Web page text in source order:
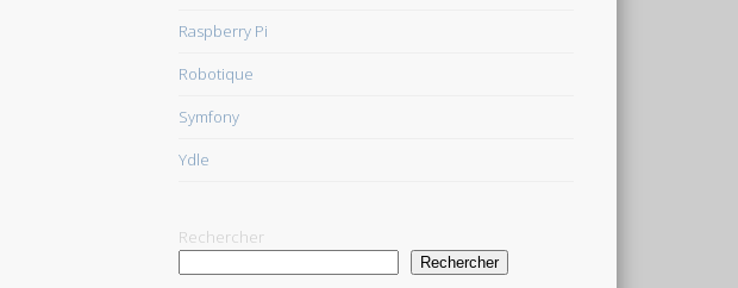
Raspberry Pi
Robotique
Symfony
Ydle
Rechercher
Rechercher